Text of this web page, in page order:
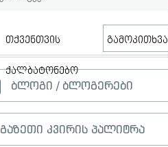
თქვენთვის
ქალბატონებო
გამოკითხვა
ბლოგი / ბლოგერები
გაზეთი კვირის პალიტრა